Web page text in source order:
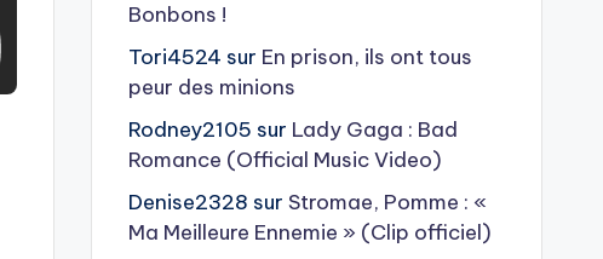
Bonbons !
Tori4524 sur En prison, ils ont tous
peur des minions
Rodney2105 sur Lady Gaga : Bad
Romance (Official Music Video)
Denise2328 sur Stromae, Pomme : «
Ma Meilleure Ennemie » (Clip officiel)